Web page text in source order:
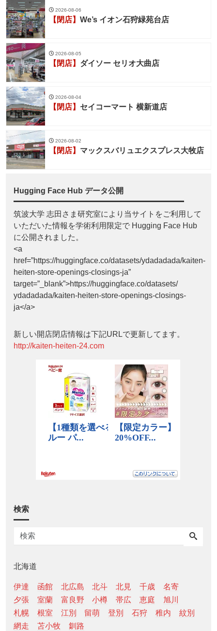
2026-08-06
【閉店】 We’s イオン石狩緑苑台店
2026-08-05
【閉店】 ダイソー セリオ大曲店
2026-08-04
【閉店】 セイコーマート 横新道店
2026-08-02
【閉店】 マックスバリュエクスプレス大牧店
Hugging Face Hub データ公開
筑波大学 志田さま研究室により当サイトをご利用して
いただいた情報を学術利用限定で Hugging Face Hub
に公開されました。
<a
href=”https://huggingface.co/datasets/ydadadada/kaiten-
heiten-store-openings-closings-ja”
target=”_blank”>https://huggingface.co/datasets/
ydadadada/kaiten-heiten-store-openings-closings-
ja</a>
新しい開店閉店情報は下記URLで更新してます。
http://kaiten-heiten-24.com
検索
北海道
伊達 函館 北広島 北斗 北見 千歳
名寄
夕張
室蘭 富良野 小樽 帯広 恵庭
旭川
札幌
根室 江別 留萌 登別 石狩 稚内
紋別
網走
苫小牧 釧路